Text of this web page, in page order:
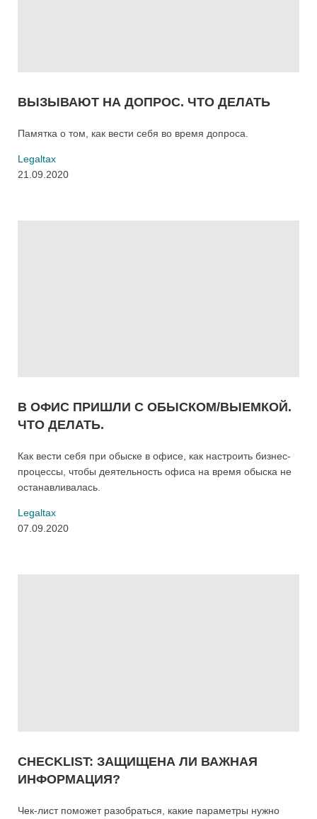
ВЫЗЫВАЮТ НА ДОПРОС. ЧТО ДЕЛАТЬ
Памятка о том, как вести себя во время допроса.
Legaltax
21.09.2020
В ОФИС ПРИШЛИ С ОБЫСКОМ/ВЫЕМКОЙ.
ЧТО ДЕЛАТЬ.
Как вести себя при обыске в офисе, как настроить бизнес-
процессы, чтобы деятельность офиса на время обыска не
останавливалась.
Legaltax
07.09.2020
CHECKLIST: ЗАЩИЩЕНА ЛИ ВАЖНАЯ
ИНФОРМАЦИЯ?
Чек-лист поможет разобраться, какие параметры нужно